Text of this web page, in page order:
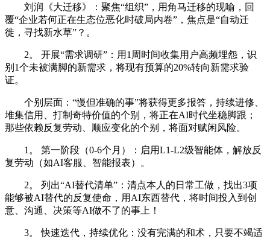
刘润《大迁移》：聚焦“组织”，用角马迁移的现喻，回
覆“企业若何正在生态位恶化时破局内卷”，焦点是“自动迁
徙，寻找新水草”？。
2。 开展“需求调研”：用1周时间收集用户高频埋怨，识
别1个未被满脚的新需求，将现有预算的20%转向新需求验
证。
个别层面：“慢但准确的事”将获得更多报答，持续进修、
堆集信用、打制奇特价值的个别，将正在AI时代坐稳脚跟；
那些依赖反复劳动、顺应变化的个别，将面对赋闲风险。
1。 第一阶段（0-6个月）：启用L1-L2级智能体，解放反
复劳动（如AI客服、智能报表）。
2。 列出“AI替代清单”：清点本人的日常工做，找出3项
能够被AI替代的反复使命，用AI东西替代，将时间投入到创
意、沟通、决策等AI做不了的事上！
3。 快速迭代，持续优化：没有完满的和术，只要不竭适